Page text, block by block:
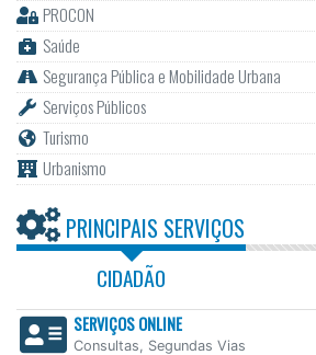
PROCON
Saúde
Segurança Pública e Mobilidade Urbana
Serviços Públicos
Turismo
Urbanismo
PRINCIPAIS SERVIÇOS
CIDADÃO
SERVIÇOS ONLINE
Consultas, Segundas Vias